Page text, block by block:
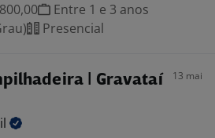
Entre 1 e 3 anos
Presencial
| Gravataí
13 mai